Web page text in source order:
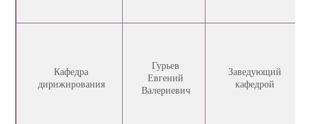
Кафедра
дирижирования
Гурьев
Евгений
Валериевич
Заведующий
кафедрой